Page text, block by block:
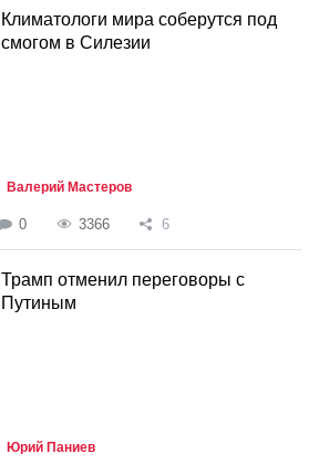
Климатологи мира соберутся под
смогом в Силезии
Валерий Мастеров
0 3366 6
Трамп отменил переговоры с
Путиным
Юрий Паниев